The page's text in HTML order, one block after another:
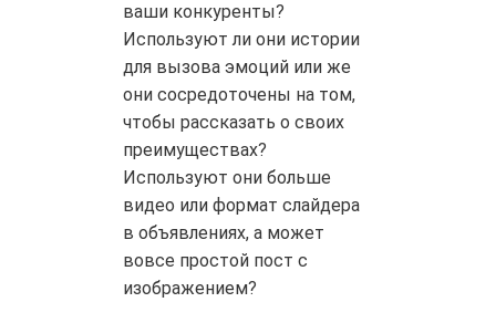
ваши конкуренты?
Используют ли они истории
для вызова эмоций или же
они сосредоточены на том,
чтобы рассказать о своих
преимуществах?
Используют они больше
видео или формат слайдера
в объявлениях, а может
вовсе простой пост с
изображением?